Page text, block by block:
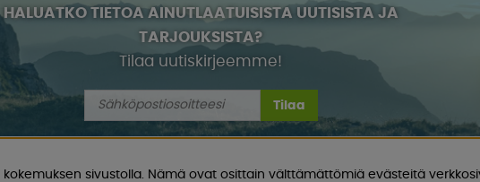
HALUATKO TIETOA AINUTLAATUISISTA UUTISISTA JA
TARJOUKSISTA?
Tilaa uutiskirjeemme!
Tilaa
sivustolla. Nämä ovat osittain välttämättömiä evästeitä